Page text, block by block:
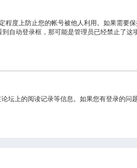
度上防止您的帐号被他人利用。如果需要
自动登录框，那可能是管理员已经禁止了这
上的阅读记录等信息。如果您有登录的问